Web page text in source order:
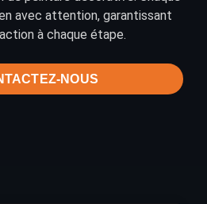
avec attention, garantissant
à chaque étape.
NOUS